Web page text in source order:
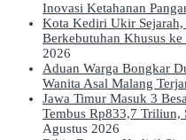
Inovasi Ketahanan
Kota Kediri Ukir
Berkebutuhan Khusus
2026
Aduan Warga Bongkar
Wanita Asal Malang
Jawa Timur Masuk 3
Tembus Rp833,7 Triliun,
Agustus 2026